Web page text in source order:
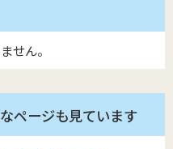
せん。
ページも見ています